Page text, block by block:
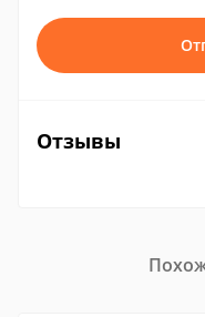
Отзывы